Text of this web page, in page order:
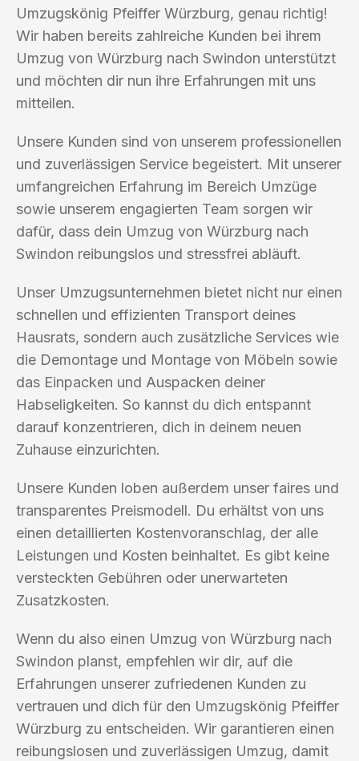
Umzugskönig Pfeiffer Würzburg, genau richtig!
Wir haben bereits zahlreiche Kunden bei ihrem
Umzug von Würzburg nach Swindon unterstützt
und möchten dir nun ihre Erfahrungen mit uns
mitteilen.
Unsere Kunden sind von unserem professionellen
und zuverlässigen Service begeistert. Mit unserer
umfangreichen Erfahrung im Bereich Umzüge
sowie unserem engagierten Team sorgen wir
dafür, dass dein Umzug von Würzburg nach
Swindon reibungslos und stressfrei abläuft.
Unser Umzugsunternehmen bietet nicht nur einen
schnellen und effizienten Transport deines
Hausrats, sondern auch zusätzliche Services wie
die Demontage und Montage von Möbeln sowie
das Einpacken und Auspacken deiner
Habseligkeiten. So kannst du dich entspannt
darauf konzentrieren, dich in deinem neuen
Zuhause einzurichten.
Unsere Kunden loben außerdem unser faires und
transparentes Preismodell. Du erhältst von uns
einen detaillierten Kostenvoranschlag, der alle
Leistungen und Kosten beinhaltet. Es gibt keine
versteckten Gebühren oder unerwarteten
Zusatzkosten.
Wenn du also einen Umzug von Würzburg nach
Swindon planst, empfehlen wir dir, auf die
Erfahrungen unserer zufriedenen Kunden zu
vertrauen und dich für den Umzugskönig Pfeiffer
Würzburg zu entscheiden. Wir garantieren einen
reibungslosen und zuverlässigen Umzug, damit